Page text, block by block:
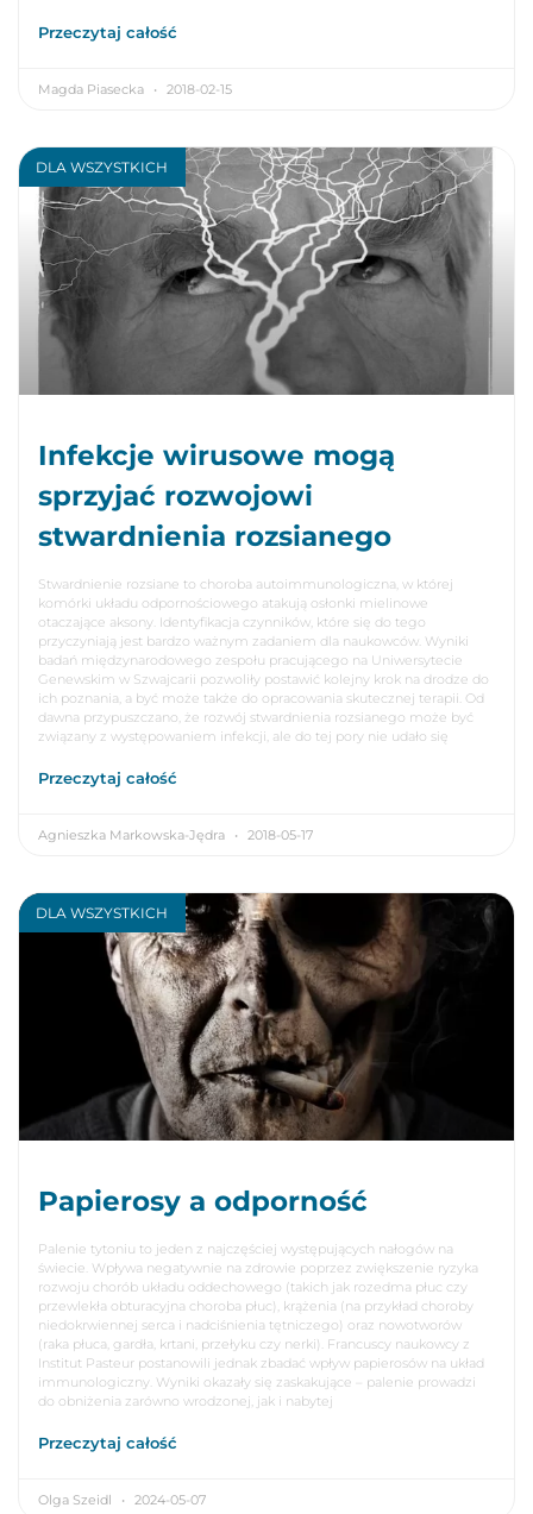
Przeczytaj całość
Magda Piasecka 2018-02-15
DLA WSZYSTKICH
Infekcje wirusowe mogą
sprzyjać rozwojowi
stwardnienia rozsianego
Stwardnienie rozsiane to choroba autoimmunologiczna, w której
komórki układu odpornościowego atakują osłonki mielinowe
otaczające aksony. Identyfikacja czynników, które się do tego
przyczyniają jest bardzo ważnym zadaniem dla naukowców. Wyniki
badań międzynarodowego zespołu pracującego na Uniwersytecie
Genewskim w Szwajcarii pozwoliły postawić kolejny krok na drodze do
ich poznania, a być może także do opracowania skutecznej terapii. Od
dawna przypuszczano, że rozwój stwardnienia rozsianego może być
związany z występowaniem infekcji, ale do tej pory nie udało się
Przeczytaj całość
Agnieszka Markowska-Jędra 2018-05-17
DLA WSZYSTKICH
Papierosy a odporność
Palenie tytoniu to jeden z najczęściej występujących nałogów na
świecie. Wpływa negatywnie na zdrowie poprzez zwiększenie ryzyka
rozwoju chorób układu oddechowego (takich jak rozedma płuc czy
przewlekła obturacyjna choroba płuc), krążenia (na przykład choroby
niedokrwiennej serca i nadciśnienia tętniczego) oraz nowotworów
(raka płuca, gardła, krtani, przełyku czy nerki). Francuscy naukowcy z
Institut Pasteur postanowili jednak zbadać wpływ papierosów na układ
immunologiczny. Wyniki okazały się zaskakujące – palenie prowadzi
do obniżenia zarówno wrodzonej, jak i nabytej
Przeczytaj całość
Olga Szeidl 2024-05-07